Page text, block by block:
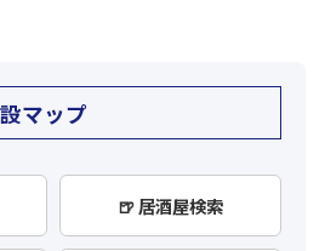
マップ
🍺 居酒屋検索